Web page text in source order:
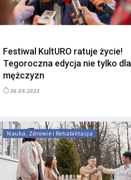
Festiwal KultURO ratuje życie!
Tegoroczna edycja nie tylko dla
mężczyzn
06.09.2023
Nauka, Zdrowie i Rehabilitacja